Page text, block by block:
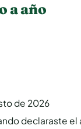
a año
de 2026
declaraste el